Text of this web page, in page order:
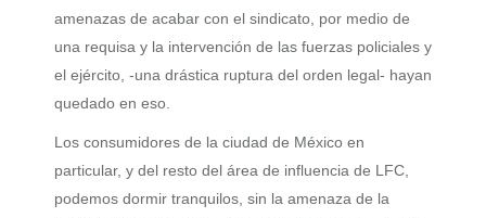
amenazas de acabar con el sindicato, por medio de
una requisa y la intervención de las fuerzas policiales y
el ejército, -una drástica ruptura del orden legal- hayan
quedado en eso.
Los consumidores de la ciudad de México en
particular, y del resto del área de influencia de LFC,
podemos dormir tranquilos, sin la amenaza de la